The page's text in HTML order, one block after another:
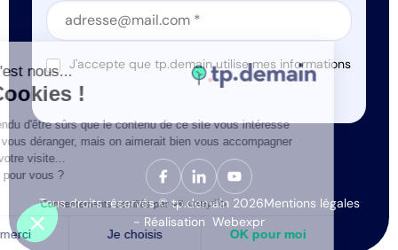
Section
Section
J'accepte que tp.demain utilise mes informations
*
Tous droits réservés © tp.demain 2026Mentions légales
- Réalisation Webexpr
Salut c'est nous...
les Cookies !
On a attendu d'être sûrs que le contenu de ce site vous intéresse
avant de vous déranger, mais on aimerait bien vous accompagner
pendant votre visite...
C'est OK pour vous ?
Consentements certifiés par
Non merci OK pour moi